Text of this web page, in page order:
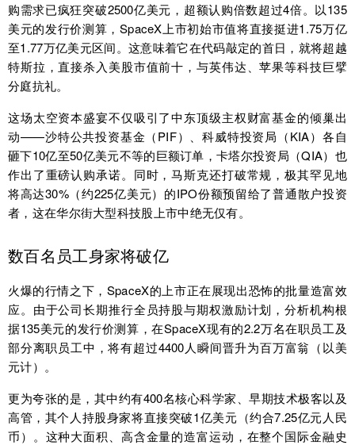
购需求已疯狂突破2500亿美元，超额认购倍数超过4倍。以135
美元的发行价测算，SpaceX上市初始市值将直接挺进1.75万亿
至1.77万亿美元区间。这意味着它在代码敲定的首日，就将超越
特斯拉，直接杀入美股市值前十，与英伟达、苹果等科技巨擘
分庭抗礼。
这场太空资本盛宴不仅吸引了中东顶级主权财富基金的倾巢出
动——沙特公共投资基金（PIF）、科威特投资局（KIA）各自
砸下10亿至50亿美元不等的巨额订单，卡塔尔投资局（QIA）也
作出了重磅认购承诺。同时，马斯克还打破常规，极其罕见地
将高达30%（约225亿美元）的IPO份额预留给了普通散户投资
者，这在华尔街大型科技股上市中绝无仅有。
数百名员工身家将破亿
火爆的行情之下，SpaceX的上市正在展现出恐怖的批量造富效
应。由于公司长期推行全员持股与期权激励计划，分析机构根
据135美元的发行价测算，在SpaceX现有的2.2万名在职员工及
部分离职员工中，将有超过4400人瞬间晋升为百万富翁（以美
元计）。
更为夸张的是，其中约有400名核心科学家、早期技术极客以及
高管，其个人持股身家将直接突破1亿美元（约合7.25亿元人民
币）。这种大面积、高含金量的造富运动，在整个国际金融史